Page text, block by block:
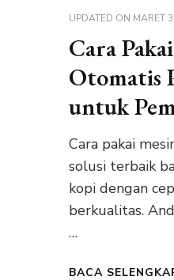
UPDATED ON MARET
Cara
Otomatis
untuk
Cara pakai
solusi terbaik
kopi dengan
berkualitas.
…
BACA